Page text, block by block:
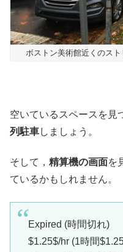
ボストン美術館近くのス
空いているスペースを見
列駐車しましょう。
そして， 精算機の画面を
ているかもしれません。
Expired (時間切れ)
$1.25$/hr (1時間